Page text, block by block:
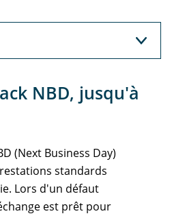
NBD, jusqu'à
(Next Business Day)
standards
Lors d'un défaut
est prêt pour